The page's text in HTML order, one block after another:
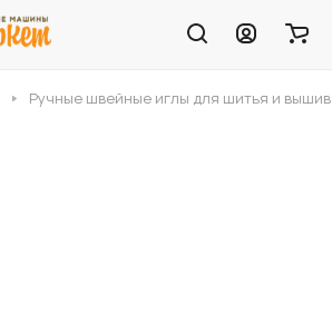
Ручные швейные иглы для шитья и